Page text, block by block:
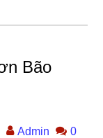
Bão
Admin
0